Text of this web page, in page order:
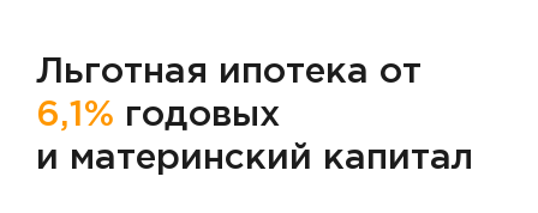
Льготная ипотека от
6,1% годовых
и материнский капитал